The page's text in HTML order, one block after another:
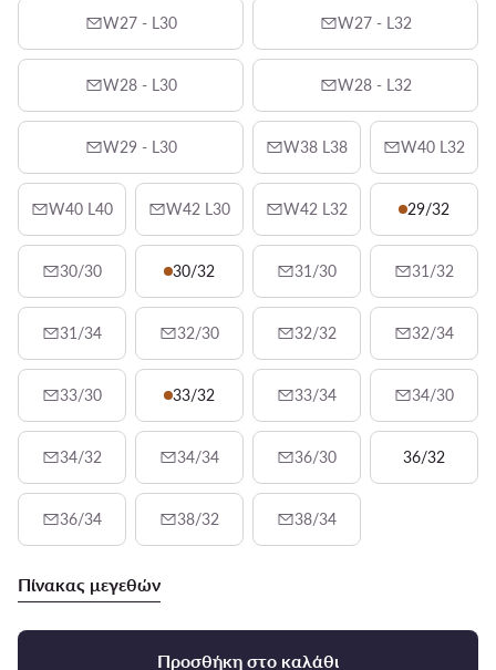
W27 - L30 W27 - L32
W28 - L30 W28 - L32
W29 - L30 W38 L38 W40 L32
W40 L40 W42 L30 W42 L32 29/32
30/30 30/32 31/30 31/32
31/34 32/30 32/32 32/34
33/30 33/32 33/34 34/30
34/32 34/34 36/30 36/32
36/34 38/32 38/34
Πίνακας μεγεθών
Προσθήκη στο καλάθι